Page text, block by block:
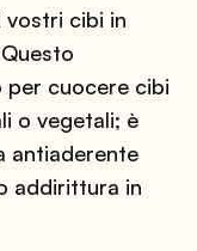
cibi in
cuocere cibi
o vegetali; è
antiaderente
addirittura in